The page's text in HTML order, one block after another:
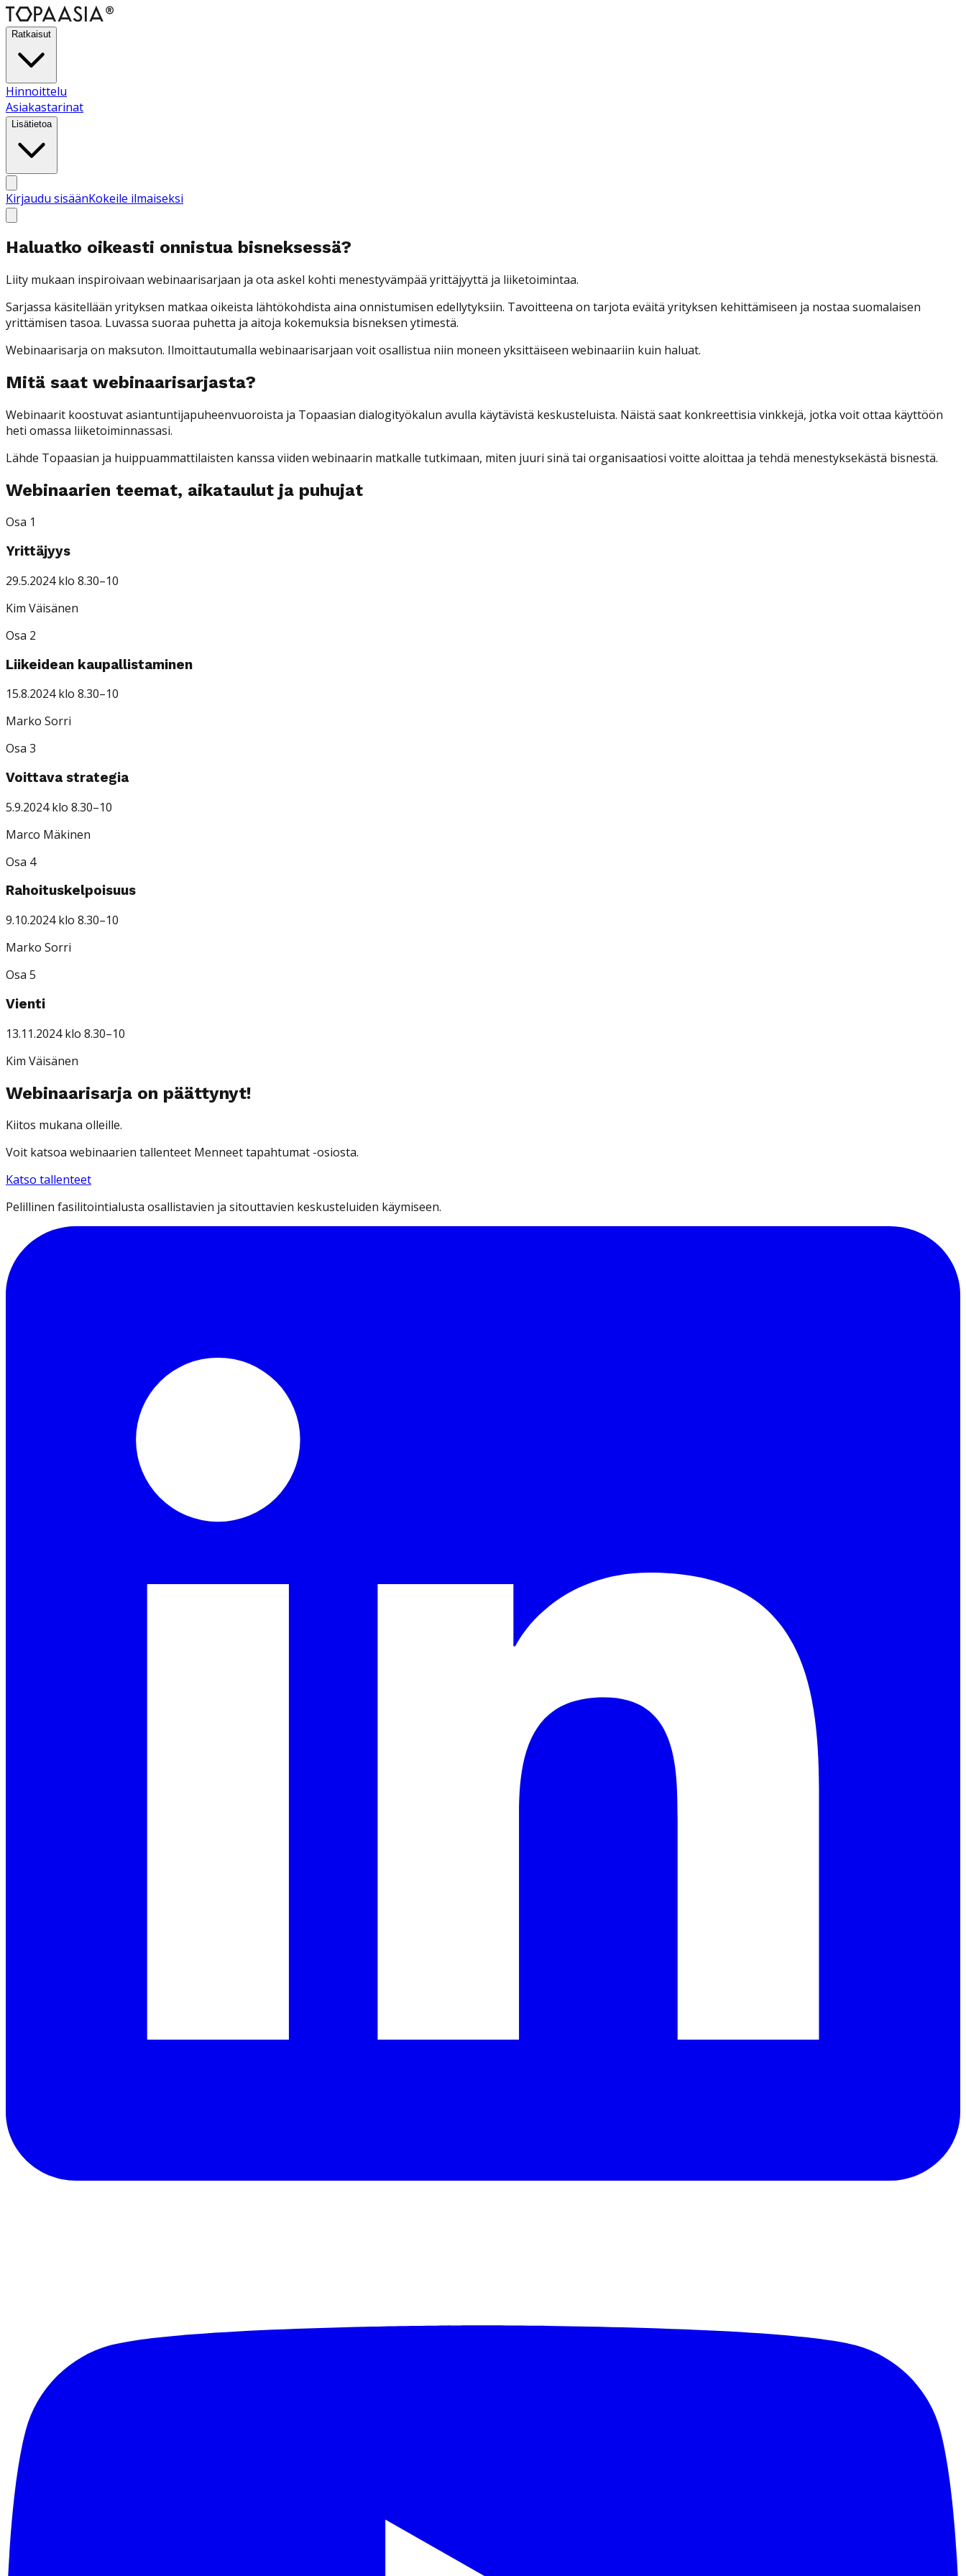
Ratkaisut
Hinnoittelu
Asiakastarinat
Lisätietoa
Kirjaudu sisäänKokeile ilmaiseksi
Haluatko oikeasti onnistua bisneksessä?
Liity mukaan inspiroivaan webinaarisarjaan ja ota askel kohti menestyvämpää yrittäjyyttä ja liiketoimintaa.
Sarjassa käsitellään yrityksen matkaa oikeista lähtökohdista aina onnistumisen edellytyksiin. Tavoitteena on tarjota eväitä yrityksen kehittämiseen ja nostaa suomalaisen
yrittämisen tasoa. Luvassa suoraa puhetta ja aitoja kokemuksia bisneksen ytimestä.
Webinaarisarja on maksuton. Ilmoittautumalla webinaarisarjaan voit osallistua niin moneen yksittäiseen webinaariin kuin haluat.
Mitä saat webinaarisarjasta?
Webinaarit koostuvat asiantuntijapuheenvuoroista ja Topaasian dialogityökalun avulla käytävistä keskusteluista. Näistä saat konkreettisia vinkkejä, jotka voit ottaa käyttöön
heti omassa liiketoiminnassasi.
Lähde Topaasian ja huippuammattilaisten kanssa viiden webinaarin matkalle tutkimaan, miten juuri sinä tai organisaatiosi voitte aloittaa ja tehdä menestyksekästä bisnestä.
Webinaarien teemat, aikataulut ja puhujat
Osa 1
Yrittäjyys
29.5.2024 klo 8.30–10
Kim Väisänen
Osa 2
Liikeidean kaupallistaminen
15.8.2024 klo 8.30–10
Marko Sorri
Osa 3
Voittava strategia
5.9.2024 klo 8.30–10
Marco Mäkinen
Osa 4
Rahoituskelpoisuus
9.10.2024 klo 8.30–10
Marko Sorri
Osa 5
Vienti
13.11.2024 klo 8.30–10
Kim Väisänen
Webinaarisarja on päättynyt!
Kiitos mukana olleille.
Voit katsoa webinaarien tallenteet Menneet tapahtumat -osiosta.
Katso tallenteet
Pelillinen fasilitointialusta osallistavien ja sitouttavien keskusteluiden käymiseen.